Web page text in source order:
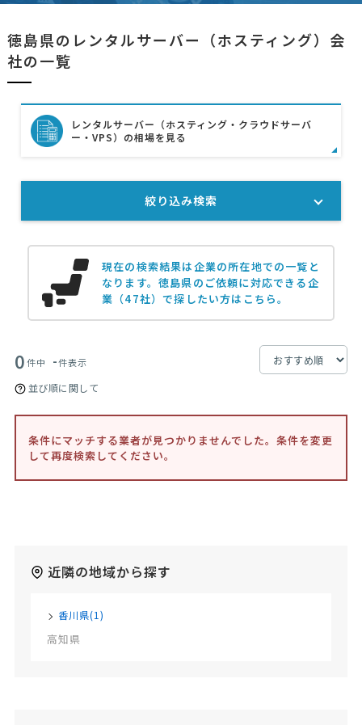
徳島県のレンタルサーバー（ホスティング）会
社の一覧
現在の検索結果は企業の所在地での一覧と
なります。徳島県のご依頼に対応できる企
業（47社）で探したい方はこちら。
0件中 -件表示
並び順に関して
条件にマッチする業者が見つかりませんでした。条件を変更
して再度検索してください。
近隣の地域から探す
香川県(1)
高知県
レンタルサーバー（ホスティング・クラウドサーバ
ー・VPS）の相場を見る
絞り込み検索